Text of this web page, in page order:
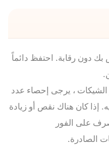
بك دون رقابة. احتفظ دائماً
، يرجى إحصاء عدد
إذا كان هناك نقص أو زيادة
على الفور
الصادرة.